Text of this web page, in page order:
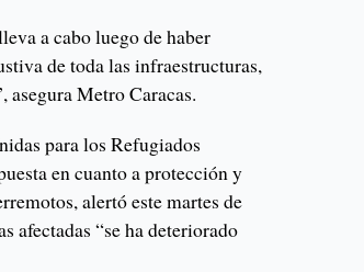
a cabo luego de haber
de toda las infraestructuras,
asegura Metro Caracas.
para los Refugiados
en cuanto a protección y
alertó este martes de
afectadas “se ha deteriorado